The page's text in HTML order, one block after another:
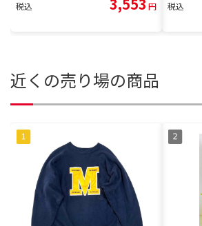
税込 3,553 円 税込
近くの売り場の商品